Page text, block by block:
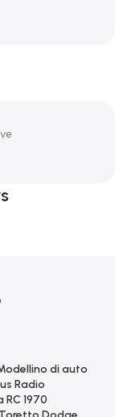
di auto
Radio
1970